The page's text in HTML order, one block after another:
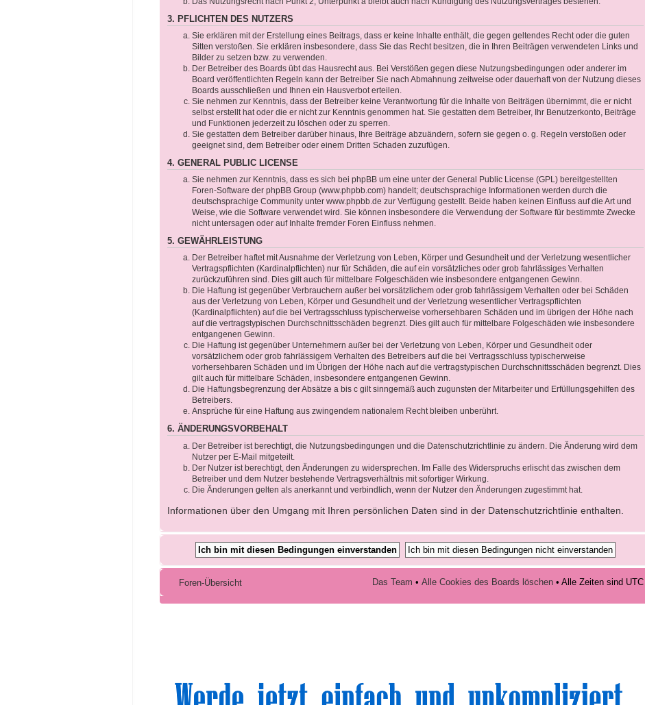
3. PFLICHTEN DES NUTZERS
Sie erklären mit der Erstellung eines Beitrags, dass er keine Inhalte enthält, die gegen geltendes Recht oder die guten
Sitten verstoßen. Sie erklären insbesondere, dass Sie das Recht besitzen, die in Ihren Beiträgen verwendeten Links und
Bilder zu setzen bzw. zu verwenden.
Der Betreiber des Boards übt das Hausrecht aus. Bei Verstößen gegen diese Nutzungsbedingungen oder anderer im
Board veröffentlichten Regeln kann der Betreiber Sie nach Abmahnung zeitweise oder dauerhaft von der Nutzung dieses
Boards ausschließen und Ihnen ein Hausverbot erteilen.
Sie nehmen zur Kenntnis, dass der Betreiber keine Verantwortung für die Inhalte von Beiträgen übernimmt, die er nicht
selbst erstellt hat oder die er nicht zur Kenntnis genommen hat. Sie gestatten dem Betreiber, Ihr Benutzerkonto, Beiträge
und Funktionen jederzeit zu löschen oder zu sperren.
Sie gestatten dem Betreiber darüber hinaus, Ihre Beiträge abzuändern, sofern sie gegen o. g. Regeln verstoßen oder
geeignet sind, dem Betreiber oder einem Dritten Schaden zuzufügen.
4. GENERAL PUBLIC LICENSE
Sie nehmen zur Kenntnis, dass es sich bei phpBB um eine unter der General Public License (GPL) bereitgestellten
Foren-Software der phpBB Group (www.phpbb.com) handelt; deutschsprachige Informationen werden durch die
deutschsprachige Community unter www.phpbb.de zur Verfügung gestellt. Beide haben keinen Einfluss auf die Art und
Weise, wie die Software verwendet wird. Sie können insbesondere die Verwendung der Software für bestimmte Zwecke
nicht untersagen oder auf Inhalte fremder Foren Einfluss nehmen.
5. GEWÄHRLEISTUNG
Der Betreiber haftet mit Ausnahme der Verletzung von Leben, Körper und Gesundheit und der Verletzung wesentlicher
Vertragspflichten (Kardinalpflichten) nur für Schäden, die auf ein vorsätzliches oder grob fahrlässiges Verhalten
zurückzuführen sind. Dies gilt auch für mittelbare Folgeschäden wie insbesondere entgangenen Gewinn.
Die Haftung ist gegenüber Verbrauchern außer bei vorsätzlichem oder grob fahrlässigem Verhalten oder bei Schäden
aus der Verletzung von Leben, Körper und Gesundheit und der Verletzung wesentlicher Vertragspflichten
(Kardinalpflichten) auf die bei Vertragsschluss typischerweise vorhersehbaren Schäden und im übrigen der Höhe nach
auf die vertragstypischen Durchschnittsschäden begrenzt. Dies gilt auch für mittelbare Folgeschäden wie insbesondere
entgangenen Gewinn.
Die Haftung ist gegenüber Unternehmern außer bei der Verletzung von Leben, Körper und Gesundheit oder
vorsätzlichem oder grob fahrlässigem Verhalten des Betreibers auf die bei Vertragsschluss typischerweise
vorhersehbaren Schäden und im Übrigen der Höhe nach auf die vertragstypischen Durchschnittsschäden begrenzt. Dies
gilt auch für mittelbare Schäden, insbesondere entgangenen Gewinn.
Die Haftungsbegrenzung der Absätze a bis c gilt sinngemäß auch zugunsten der Mitarbeiter und Erfüllungsgehilfen des
Betreibers.
Ansprüche für eine Haftung aus zwingendem nationalem Recht bleiben unberührt.
6. ÄNDERUNGSVORBEHALT
Der Betreiber ist berechtigt, die Nutzungsbedingungen und die Datenschutzrichtlinie zu ändern. Die Änderung wird dem
Nutzer per E-Mail mitgeteilt.
Der Nutzer ist berechtigt, den Änderungen zu widersprechen. Im Falle des Widerspruchs erlischt das zwischen dem
Betreiber und dem Nutzer bestehende Vertragsverhältnis mit sofortiger Wirkung.
Die Änderungen gelten als anerkannt und verbindlich, wenn der Nutzer den Änderungen zugestimmt hat.
Informationen über den Umgang mit Ihren persönlichen Daten sind in der Datenschutzrichtlinie enthalten.
Foren-Übersicht Das Team • Alle Cookies des Boards löschen• Alle Zeiten sind UTC